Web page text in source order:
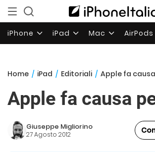
iPhone iPad Mac AirPods
Home / iPad / Editoriali / Apple fa
Apple fa causa
Giuseppe Migliorino
27 Agosto 2012